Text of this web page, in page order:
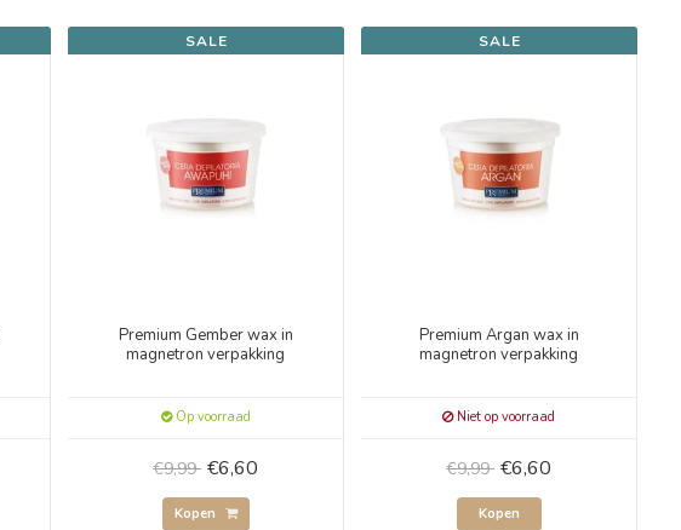
SALE
Premium Gember wax in
magnetron verpakking
Op voorraad
€9,99 €6,60
Kopen
SALE
Premium Argan wax in
magnetron verpakking
Niet op voorraad
€9,99 €6,60
Kopen